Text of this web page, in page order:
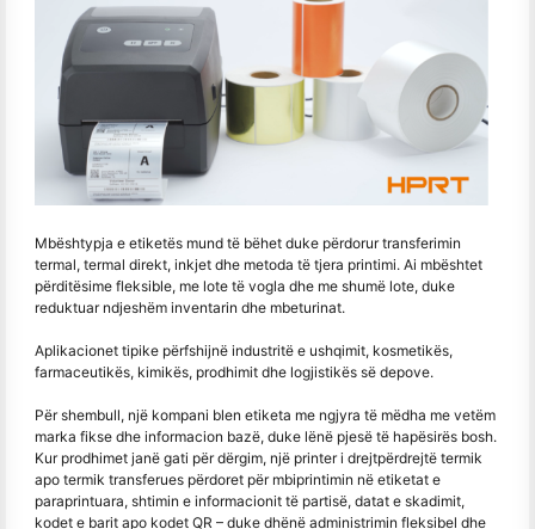
Mbështypja e etiketës mund të bëhet duke përdorur transferimin
termal, termal direkt, inkjet dhe metoda të tjera printimi. Ai mbështet
përditësime fleksible, me lote të vogla dhe me shumë lote, duke
reduktuar ndjeshëm inventarin dhe mbeturinat.
Aplikacionet tipike përfshijnë industritë e ushqimit, kosmetikës,
farmaceutikës, kimikës, prodhimit dhe logjistikës së depove.
Për shembull, një kompani blen etiketa me ngjyra të mëdha me vetëm
marka fikse dhe informacion bazë, duke lënë pjesë të hapësirës bosh.
Kur prodhimet janë gati për dërgim, një printer i drejtpërdrejtë termik
apo termik transferues përdoret për mbiprintimin në etiketat e
paraprintuara, shtimin e informacionit të partisë, datat e skadimit,
kodet e barit apo kodet QR – duke dhënë administrimin fleksibel dhe